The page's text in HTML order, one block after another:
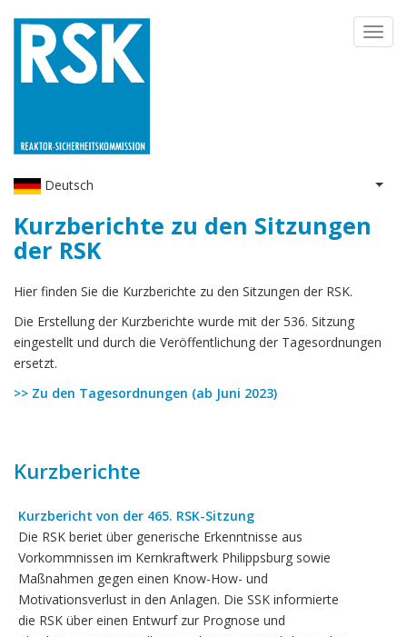
Direkt
Inhalt
Deutsch
Kurzberichte zu den Sitzungen
der RSK
Hier finden Sie die Kurzberichte zu den Sitzungen der RSK.
Die Erstellung der Kurzberichte wurde mit der 536. Sitzung
eingestellt und durch die Veröffentlichung der Tagesordnungen
ersetzt.
>> Zu den Tagesordnungen (ab Juni 2023)
Kurzberichte
Kurzbericht von der 465. RSK-Sitzung
Die RSK beriet über generische Erkenntnisse aus
Vorkommnissen im Kernkraftwerk Philippsburg sowie
Maßnahmen gegen einen Know-How- und
Motivationsverlust in den Anlagen. Die SSK informierte
die RSK über einen Entwurf zur Prognose und